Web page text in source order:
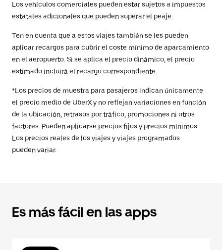
Los vehículos comerciales pueden estar sujetos a impuestos
estatales adicionales que pueden superar el peaje.
Ten en cuenta que a estos viajes también se les pueden
aplicar recargos para cubrir el coste mínimo de aparcamiento
en el aeropuerto. Si se aplica el precio dinámico, el precio
estimado incluirá el recargo correspondiente.
*Los precios de muestra para pasajeros indican únicamente
el precio medio de UberX y no reflejan variaciones en función
de la ubicación, retrasos por tráfico, promociones ni otros
factores. Pueden aplicarse precios fijos y precios mínimos.
Los precios reales de los viajes y viajes programados
pueden variar.
Es más fácil en las apps